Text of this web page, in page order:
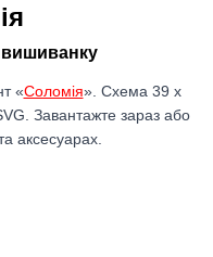
вишиванку
«Соломія». Схема 39 x
Завантажте зараз або
аксесуарах.